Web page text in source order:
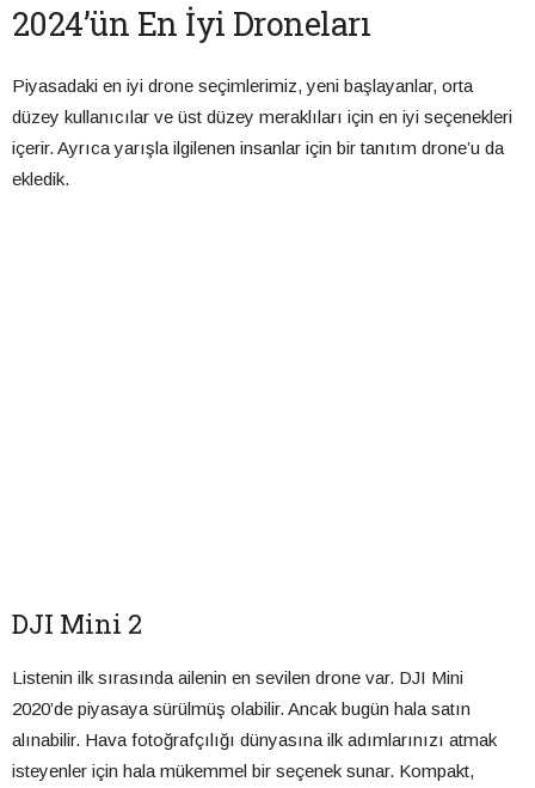
2024’ün En İyi Droneları
Piyasadaki en iyi drone seçimlerimiz, yeni başlayanlar, orta
düzey kullanıcılar ve üst düzey meraklıları için en iyi seçenekleri
içerir. Ayrıca yarışla ilgilenen insanlar için bir tanıtım drone’u da
ekledik.
DJI Mini 2
Listenin ilk sırasında ailenin en sevilen drone var. DJI Mini
2020’de piyasaya sürülmüş olabilir. Ancak bugün hala satın
alınabilir. Hava fotoğrafçılığı dünyasına ilk adımlarınızı atmak
isteyenler için hala mükemmel bir seçenek sunar. Kompakt,